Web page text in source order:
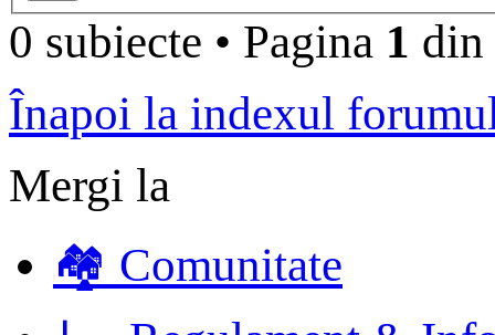
0 subiecte • Pagina 1 din
Înapoi la indexul
Mergi la
🏘️ Comunitate